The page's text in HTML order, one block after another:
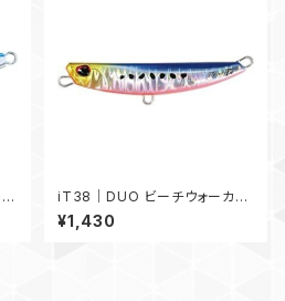
iT38｜DUO ビーチウォーカー
フリッパー iT38
¥1,430